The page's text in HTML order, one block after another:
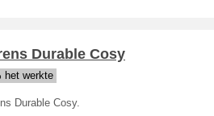
Durable Cosy
het werkte
Durable Cosy.